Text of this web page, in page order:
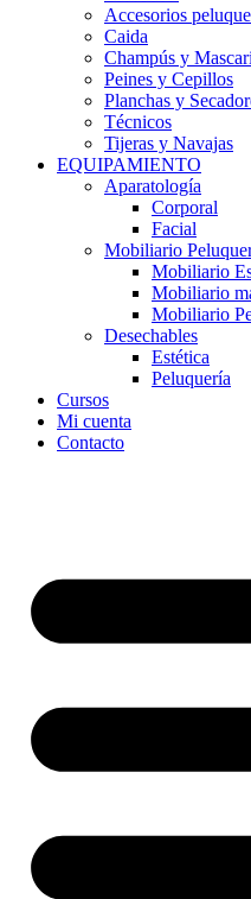
Accesorios
Caida
Champús y
Peines y Cepillos
Planchas y
Técnicos
Tijeras y Navajas
EQUIPAMIENTO
Aparatología
Corporal
Facial
Mobiliario
Mobiliario
Mobiliario
Mobiliario
Desechables
Estética
Peluquería
Cursos
Mi cuenta
Contacto